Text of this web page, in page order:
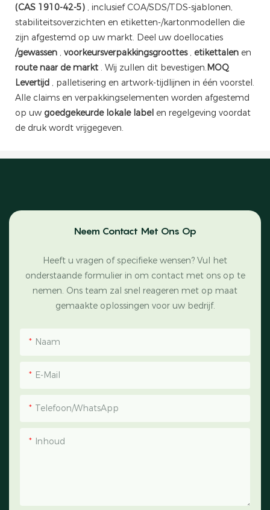
(CAS 1910-42-5) , inclusief COA/SDS/TDS-sjablonen,
stabiliteitsoverzichten en etiketten-/kartonmodellen die
zijn afgestemd op uw markt. Deel uw doellocaties
/gewassen
voorkeursverpakkingsgroottes, etikettalen en
route naar de markt . Wij zullen dit bevestigen. MOQ
Levertijd , palletisering en artwork-tijdlijnen in één voorstel.
Alle claims en verpakkingselementen worden afgestemd
op uw goedgekeurde lokale label en regelgeving voordat
de druk wordt vrijgegeven.
Neem Contact Met Ons Op
Heeft u vragen of specifieke wensen? Vul het
onderstaande formulier in om contact met ons op te
nemen. Ons team zal snel reageren met op maat
gemaakte oplossingen voor uw bedrijf.
Naam
E-Mail
Telefoon/WhatsApp
Inhoud